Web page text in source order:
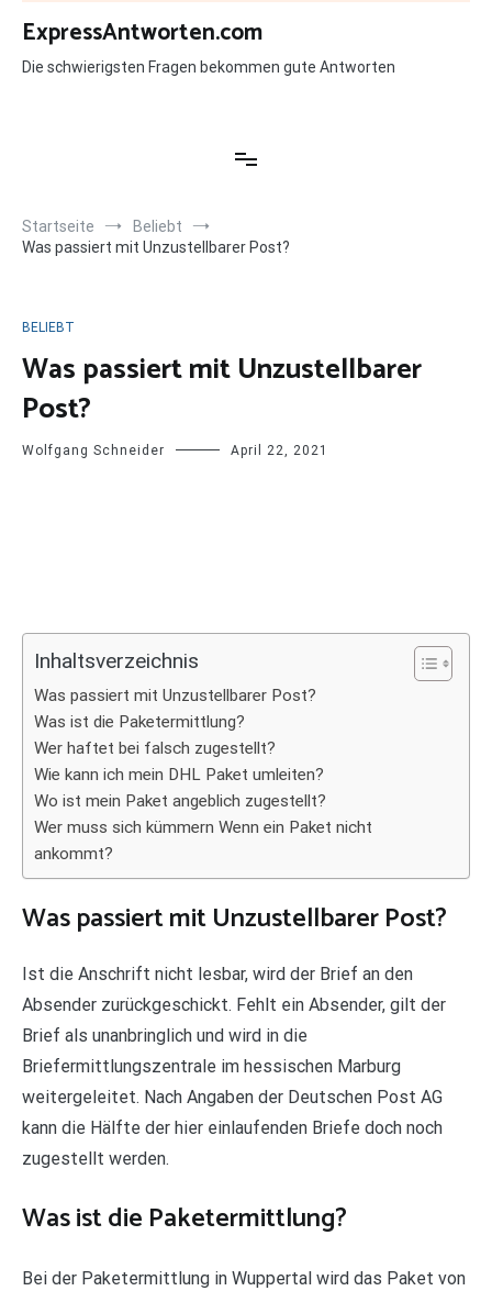
Zum
Inhalt
springen
ExpressAntworten.com
Die schwierigsten Fragen bekommen gute Antworten
Startseite
Beliebt
Was passiert mit Unzustellbarer Post?
BELIEBT
Was passiert mit Unzustellbarer
Post?
Wolfgang Schneider April 22, 2021
Inhaltsverzeichnis
Was passiert mit Unzustellbarer Post?
Was ist die Paketermittlung?
Wer haftet bei falsch zugestellt?
Wie kann ich mein DHL Paket umleiten?
Wo ist mein Paket angeblich zugestellt?
Wer muss sich kümmern Wenn ein Paket nicht
ankommt?
Was passiert mit Unzustellbarer Post?
Ist die Anschrift nicht lesbar, wird der Brief an den
Absender zurückgeschickt. Fehlt ein Absender, gilt der
Brief als unanbringlich und wird in die
Briefermittlungszentrale im hessischen Marburg
weitergeleitet. Nach Angaben der Deutschen Post AG
kann die Hälfte der hier einlaufenden Briefe doch noch
zugestellt werden.
Was ist die Paketermittlung?
Bei der Paketermittlung in Wuppertal wird das Paket von